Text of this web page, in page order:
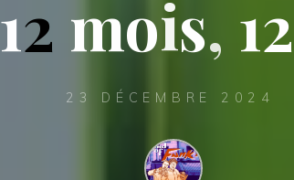
12 mois, 12
23 DÉCEMBRE 2024